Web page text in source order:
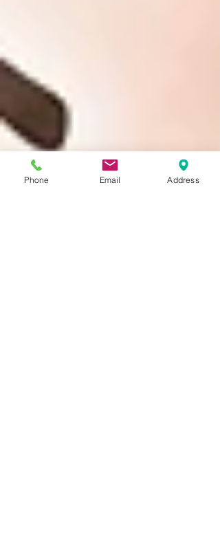
Phone Email Address